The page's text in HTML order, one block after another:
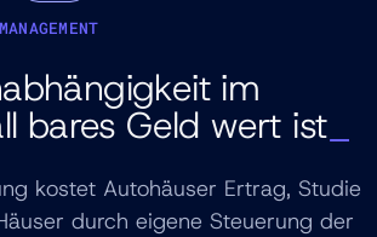
im
bares Geld wert ist
kostet Autohäuser Ertrag, Studie
durch eigene Steuerung der